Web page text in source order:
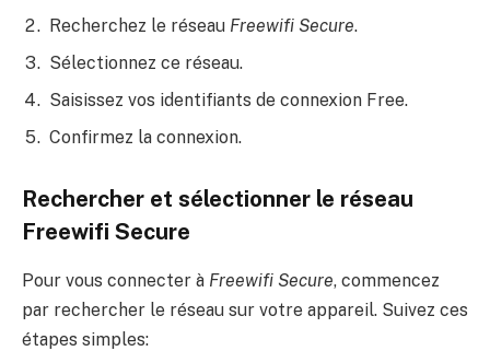
Recherchez le réseau Freewifi Secure.
Sélectionnez ce réseau.
Saisissez vos identifiants de connexion Free.
Confirmez la connexion.
Rechercher et sélectionner le réseau
Freewifi Secure
Pour vous connecter à Freewifi Secure, commencez
par rechercher le réseau sur votre appareil. Suivez ces
étapes simples: